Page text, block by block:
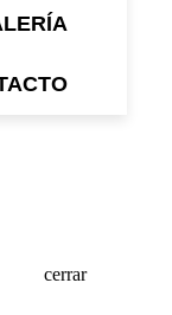
cerrar